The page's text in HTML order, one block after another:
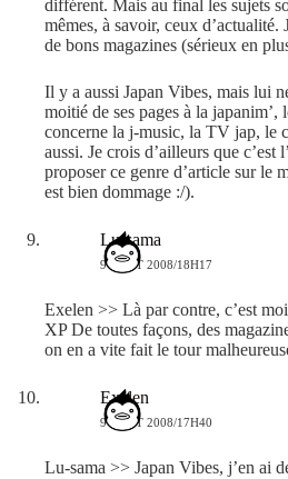
différent. Mais au final les sujets
mêmes, à savoir, ceux d’actualité.
de bons magazines (sérieux en
Il y a aussi Japan Vibes, mais lui
moitié de ses pages à la japanim’,
concerne la j-music, la TV jap, le
aussi. Je crois d’ailleurs que c’est
proposer ce genre d’article sur le
est bien dommage :/).
Lu-sama
9 AOÛT 2008/18H17
Exelen >> Là par contre, c’est
XP De toutes façons, des
on en a vite fait le tour
Exelen
9 AOÛT 2008/17H40
Lu-sama >> Japan Vibes, j’en ai